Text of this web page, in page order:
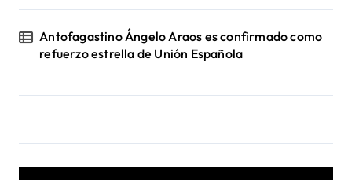
Antofagastino Ángelo Araos es confirmado como
refuerzo estrella de Unión Española